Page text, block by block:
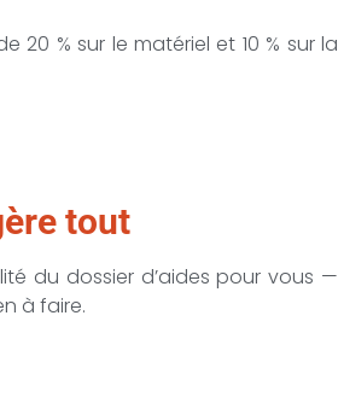
20 % sur le matériel et 10 % sur la
tout
du dossier d’aides pour vous —
à faire.